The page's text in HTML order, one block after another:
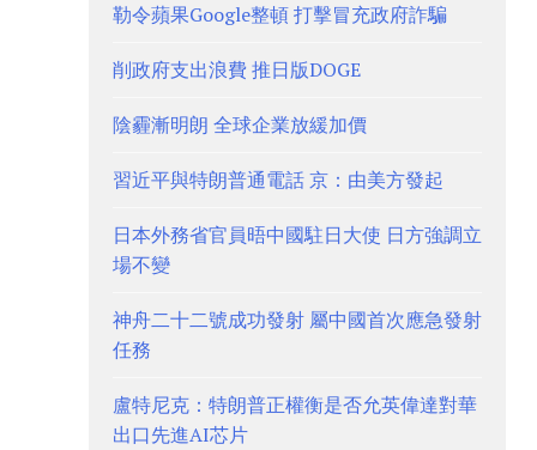
勒令蘋果Google整頓 打擊冒充政府詐騙
削政府支出浪費 推日版DOGE
陰霾漸明朗 全球企業放緩加價
習近平與特朗普通電話 京：由美方發起
日本外務省官員晤中國駐日大使 日方強調立
場不變
神舟二十二號成功發射 屬中國首次應急發射
任務
盧特尼克：特朗普正權衡是否允英偉達對華
出口先進AI芯片